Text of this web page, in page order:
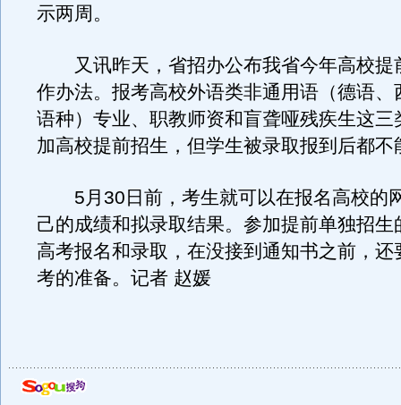
示两周。
又讯昨天，省招办公布我省今年高校提
作办法。报考高校外语类非通用语（德语、
语种）专业、职教师资和盲聋哑残疾生这三
加高校提前招生，但学生被录取报到后都不
5月30日前，考生就可以在报名高校的
己的成绩和拟录取结果。参加提前单独招生
高考报名和录取，在没接到通知书之前，还
考的准备。记者 赵媛